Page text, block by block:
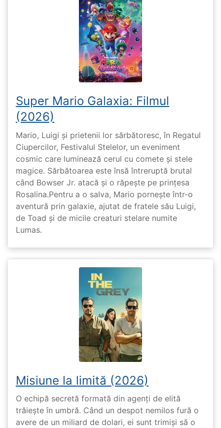
Super Mario Galaxia: Filmul
(2026)
Mario, Luigi și prietenii lor sărbătoresc, în Regatul
Ciupercilor, Festivalul Stelelor, un eveniment
cosmic care luminează cerul cu comete și stele
magice. Sărbătoarea este însă întreruptă brutal
când Bowser Jr. atacă și o răpește pe prinţesa
Rosalina.Pentru a o salva, Mario pornește într-o
aventură prin galaxie, ajutat de fratele său Luigi,
de Toad și de micile creaturi stelare numite
Lumas.
Misiune la limită (2026)
O echipă secretă formată din agenți de elită
trăiește în umbră. Când un despot nemilos fură o
avere de un miliard de dolari, ei sunt trimiși să o